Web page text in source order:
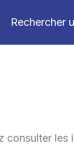
Rechercher
consulter les